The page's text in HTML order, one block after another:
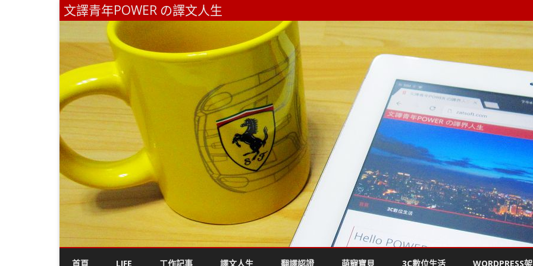
文譯青年POWER の譯文人生
to
首頁 LIFE 工作記事 譯文人生 翻譯認證 萌寵寶貝 3C數位生活 WORDPRESS